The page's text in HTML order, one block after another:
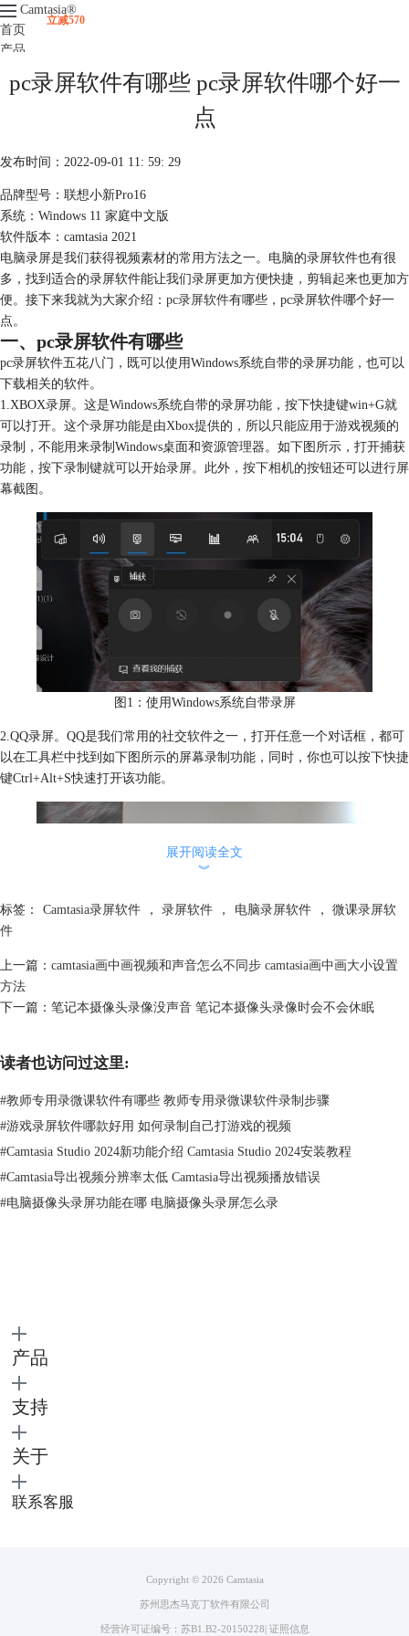
Camtasia®
首页
产品
升级
立减570
pc录屏软件有哪些 pc录屏软件哪个好一
点
发布时间：2022-09-01 11: 59: 29
品牌型号：联想小新Pro16
系统：Windows 11 家庭中文版
软件版本：camtasia 2021
电脑录屏是我们获得视频素材的常用方法之一。电脑的录屏软件也有很
多，找到适合的录屏软件能让我们录屏更加方便快捷，剪辑起来也更加方
便。接下来我就为大家介绍： pc录屏软件有哪些，pc录屏软件哪个好一
点。
一、pc录屏软件有哪些
pc录屏软件五花八门，既可以使用Windows系统自带的录屏功能，也可以
下载相关的软件。
1.XBOX录屏。这是Windows系统自带的录屏功能，按下快捷键win+G就
可以打开。这个录屏功能是由Xbox提供的，所以只能应用于游戏视频的
录制，不能用来录制Windows桌面和资源管理器。如下图所示，打开捕获
功能，按下录制键就可以开始录屏。此外，按下相机的按钮还可以进行屏
幕截图。
图1：使用Windows系统自带录屏
2.QQ录屏。QQ是我们常用的社交软件之一，打开任意一个对话框，都可
以在工具栏中找到如下图所示的屏幕录制功能，同时，你也可以按下快捷
键Ctrl+Alt+S快速打开该功能。
打开屏幕录制功能后，接下来需要选择需要录制的窗口大小。在右下角，
你可以选择是否录制麦克风音频和系统音频。在完成区域的选择后，点击
的编辑等功能。
3.camtasia录屏。Camtasia是一款兼有录屏和视频编辑功能的软件，其应用
场景广泛，相较于上两款软件，有着明显的优势。在后续的内容中，将为
大家介绍camtasia的优点以及向大家推荐使用camtasia的理由。
展开阅读全文
︾
标签： Camtasia录屏软件 ， 录屏软件 ， 电脑录屏软件 ，
微课录屏软
件
上一篇： camtasia画中画视频和声音怎么不同步 camtasia画中画大小设置
方法
下一篇： 笔记本摄像头录像没声音 笔记本摄像头录像时会不会休眠
读者也访问过这里:
#教师专用录微课软件有哪些 教师专用录微课软件录制步骤
#游戏录屏软件哪款好用 如何录制自己打游戏的视频
#Camtasia Studio 2024新功能介绍 Camtasia Studio 2024安装教程
#Camtasia导出视频分辨率太低 Camtasia导出视频播放错误
#电脑摄像头录屏功能在哪 电脑摄像头录屏怎么录
产品
支持
关于
联系客服
Copyright © 2026 Camtasia
苏州思杰马克丁软件有限公司
经营许可证编号：苏B1.B2-20150228 证照信息